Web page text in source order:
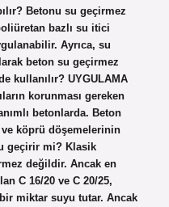
Betonu su geçirmez
bazlı su itici
Ayrıca, su
beton su geçirmez
kullanılır? UYGULAMA
korunması gereken
betonlarda. Beton
köprü döşemelerinin
geçirir mi? Klasik
değildir. Ancak en
C 16/20 ve C 20/25,
miktar suyu tutar. Ancak